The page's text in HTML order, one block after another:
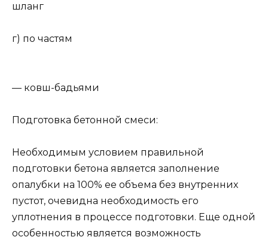
шланг
г) по частям
— ковш-бадьями
Подготовка бетонной смеси:
Необходимым условием правильной
подготовки бетона является заполнение
опалубки на 100% ее объема без внутренних
пустот, очевидна необходимость его
уплотнения в процессе подготовки. Еще одной
особенностью является возможность